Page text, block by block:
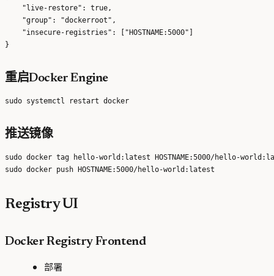
    "live-restore": true,
    "group": "dockerroot",
    "insecure-registries": ["HOSTNAME:5000"]
重启Docker Engine
推送镜像
sudo docker tag hello-world:latest HOSTNAME:5000/hello-
Registry UI
Docker Registry Frontend
部署